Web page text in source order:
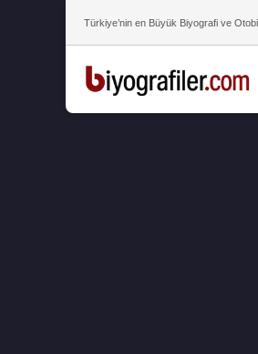
Türkiye’nin en Büyük Biyografi ve